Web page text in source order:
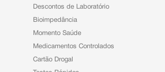
Descontos de Laboratório
Bioimpedância
Momento Saúde
Medicamentos Controlados
Cartão Drogal